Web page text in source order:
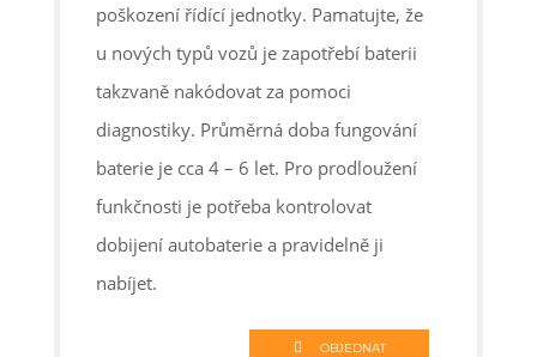
poškození řídící jednotky. Pamatujte, že
u nových typů vozů je zapotřebí baterii
takzvaně nakódovat za pomoci
diagnostiky. Průměrná doba fungování
baterie je cca 4 – 6 let. Pro prodloužení
funkčnosti je potřeba kontrolovat
dobijení autobaterie a pravidelně ji
nabíjet.
OBJEDNAT